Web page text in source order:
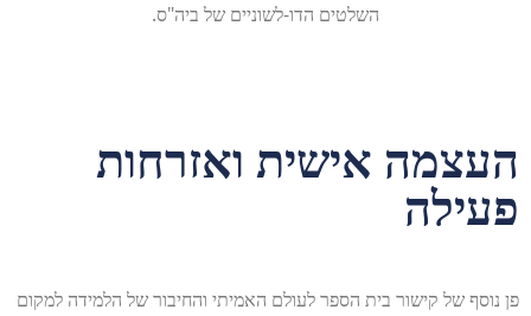
השלטים הדו-לשוניים של ביה"ס.
העצמה אישית ואזרחות
פעילה
פן נוסף של קישור בית הספר לעולם האמיתי והחיבור של הלמידה למקום